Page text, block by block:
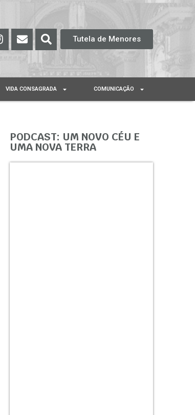
Tutela de Menores
VIDA CONSAGRADA COMUNICAÇÃO
PODCAST: UM NOVO CÉU E
UMA NOVA TERRA